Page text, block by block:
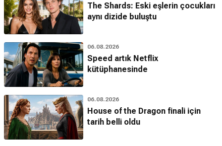
The Shards: Eski eşlerin çocukları
aynı dizide buluştu
06.08.2026
Speed artık Netflix
kütüphanesinde
06.08.2026
House of the Dragon finali için
tarih belli oldu